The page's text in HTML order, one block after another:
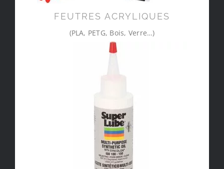
FEUTRES ACRYLIQUES
(PLA, PETG, Bois, Verre…)